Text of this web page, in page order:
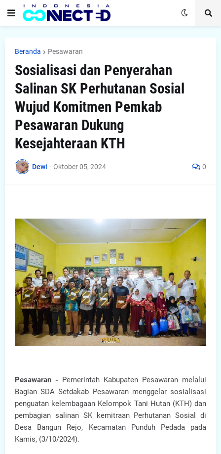
Beranda Pesawaran
Sosialisasi dan Penyerahan
Salinan SK Perhutanan Sosial
Wujud Komitmen Pemkab
Pesawaran Dukung
Kesejahteraan KTH
Dewi - Oktober 05, 2024 0
Pesawaran - Pemerintah Kabupaten Pesawaran melalui
Bagian SDA Setdakab Pesawaran menggelar sosialisasi
penguatan kelembagaan Kelompok Tani Hutan (KTH) dan
pembagian salinan SK kemitraan Perhutanan Sosial di
Desa Bangun Rejo, Kecamatan Punduh Pedada pada
Kamis, (3/10/2024).